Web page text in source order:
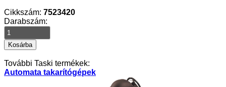
Cikkszám: 7523420
Darabszám:
További Taski termékek:
Automata takarítógépek